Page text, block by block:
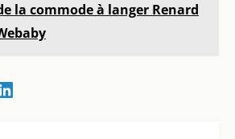
la commode à langer Renard